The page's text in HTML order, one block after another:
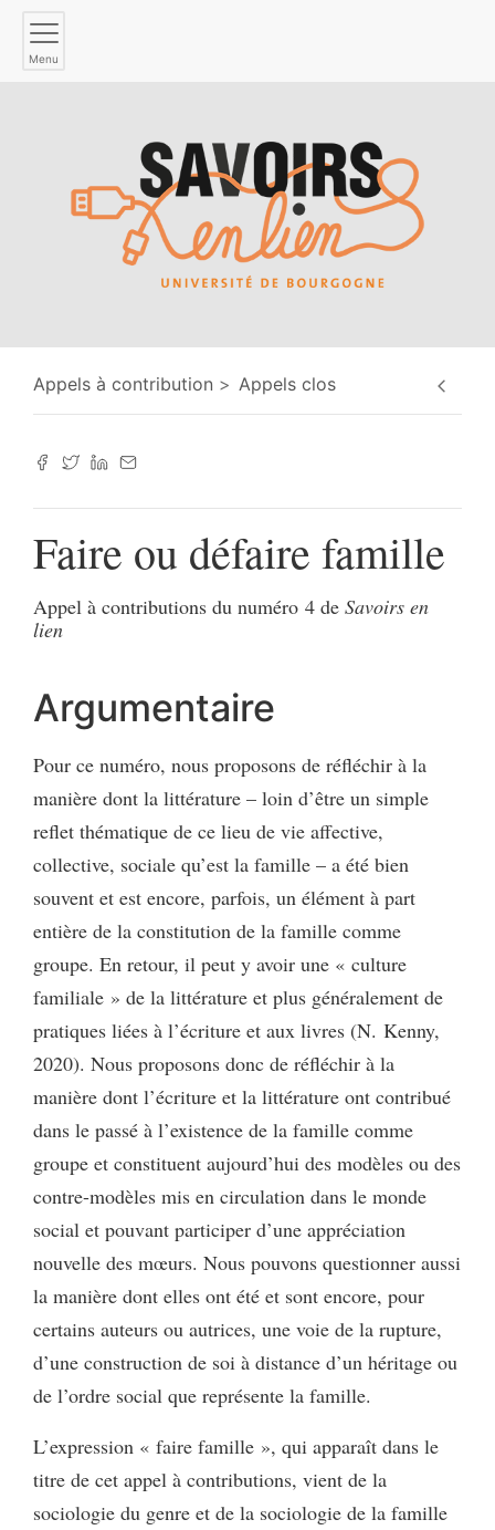
Menu
Appels à contribution Appels clos
Faire ou défaire famille
Appel à contributions du numéro 4 de Savoirs en
lien
Argumentaire
Pour ce numéro, nous proposons de réfléchir à la
manière dont la littérature – loin d’être un simple
reflet thématique de ce lieu de vie affective,
collective, sociale qu’est la famille – a été bien
souvent et est encore, parfois, un élément à part
entière de la constitution de la famille comme
groupe. En retour, il peut y avoir une « culture
familiale » de la littérature et plus généralement de
pratiques liées à l’écriture et aux livres (N. Kenny,
2020). Nous proposons donc de réfléchir à la
manière dont l’écriture et la littérature ont contribué
dans le passé à l’existence de la famille comme
groupe et constituent aujourd’hui des modèles ou des
contre-modèles mis en circulation dans le monde
social et pouvant participer d’une appréciation
nouvelle des mœurs. Nous pouvons questionner aussi
la manière dont elles ont été et sont encore, pour
certains auteurs ou autrices, une voie de la rupture,
d’une construction de soi à distance d’un héritage ou
de l’ordre social que représente la famille.
L’expression « faire famille », qui apparaît dans le
titre de cet appel à contributions, vient de la
sociologie du genre et de la sociologie de la famille